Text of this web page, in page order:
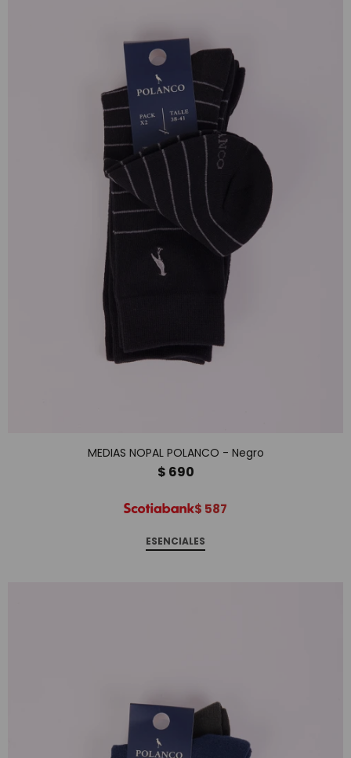
MEDIAS NOPAL POLANCO - Negro
$ 690
$ 587
ESENCIALES